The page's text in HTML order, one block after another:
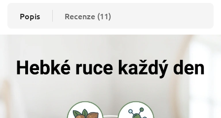
Popis Recenze (11)